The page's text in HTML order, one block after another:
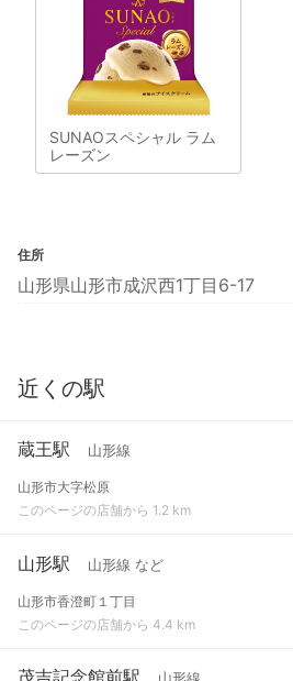
SUNAOスペシャル ラム
レーズン
住所
山形県山形市成沢西1丁目6-17
近くの駅
蔵王駅 山形線
山形市大字松原
このページの店舗から 1.2 km
山形駅 山形線 など
山形市香澄町１丁目
このページの店舗から 4.4 km
茂吉記念館前駅